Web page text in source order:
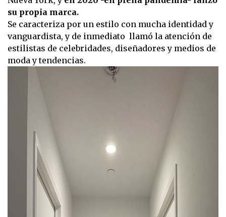
su propia marca.
Se caracteriza por un estilo con mucha identidad y
vanguardista, y de inmediato llamó la atención de
estilistas de celebridades, diseñadores y medios de
moda y tendencias.